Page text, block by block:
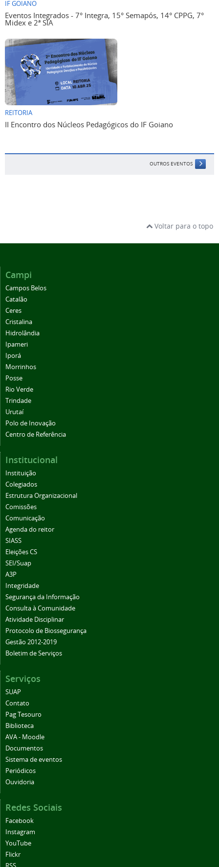
Eventos Integrados - 7° Integra, 15° Semapós, 14° CPPG, 7°
Midex e 2ª SIA
REITORIA
II Encontro dos Núcleos Pedagógicos do IF Goiano
OUTROS EVENTOS
Campos Belos
Catalão
Ceres
Cristalina
Hidrolândia
Ipameri
Iporá
Morrinhos
Posse
Rio Verde
Trindade
Urutaí
Polo de Inovação
Centro de Referência
Instituição
Colegiados
Estrutura Organizacional
Comissões
Comunicação
Agenda do reitor
SIASS
Eleições CS
SEI/Suap
A3P
Integridade
Segurança da Informação
Consulta à Comunidade
Atividade Disciplinar
Protocolo de Biossegurança
Gestão 2012-2019
Boletim de Serviços
SUAP
Contato
Pag Tesouro
Biblioteca
AVA - Moodle
Documentos
Sistema de eventos
Periódicos
Ouvidoria
Facebook
Instagram
YouTube
Flickr
RSS